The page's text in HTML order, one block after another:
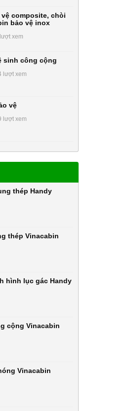
composite, chòi
bảo vệ inox
xem
sinh công cộng
lượt xem
vệ
lượt xem
thép Handy
thép Vinacabin
hình lục gác Handy
cộng Vinacabin
Vinacabin